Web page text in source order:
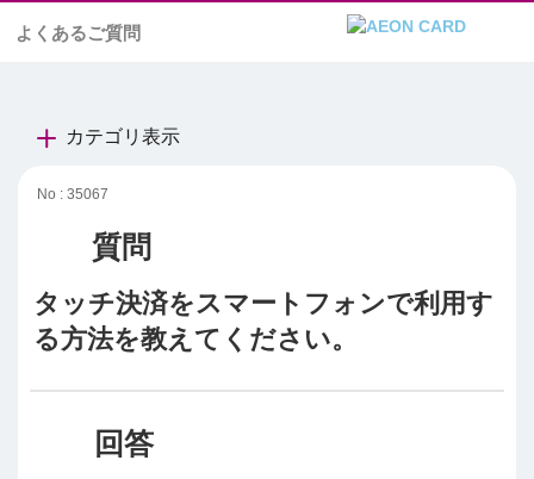
よくあるご質問
カテゴリ表示
No : 35067
タッチ決済をスマートフォンで利用す
る方法を教えてください。